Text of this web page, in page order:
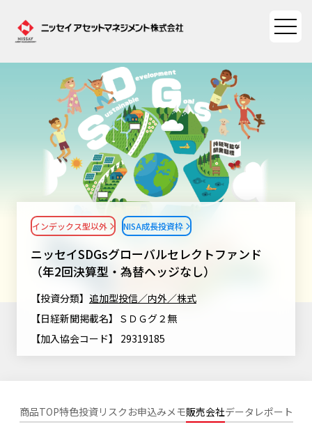
ファンド情報
ファンド情報TOP
基準価額一覧
ファンド検索
ファンド比較
決算カレンダー
海外休日カレンダー
投資信託新商品のご案内
投資信託償還商品のご案内
有価証券届出書の効力の発生の有無について
マーケット情報
マーケット情報TOP
マーケット指数
大関 洋の「十字路」
ファンドレポート
資産形成ポータル
資産形成ポータルTOP
資産形成サービス
Nダイレクト
Goal Navi
NAMシティ
サステナビリティ
サステナビリティTOP
サステナビリティ経営
SDGsとは？
ニッセイアセットについて
ニッセイアセットについてTOP
受賞歴
最新情報
ニッセイSDGsグローバルセレクトファンド
（年2回決算型・為替ヘッジなし）
インデックス型以外 NISA成長投資枠
【投資分類】 追加型投信／内外／株式
【日経新聞掲載名】ＳＤＧグ２無
【加入協会コード】 29319185
商品TOP特色投資リスク お申込みメモ販売会社データ レポート